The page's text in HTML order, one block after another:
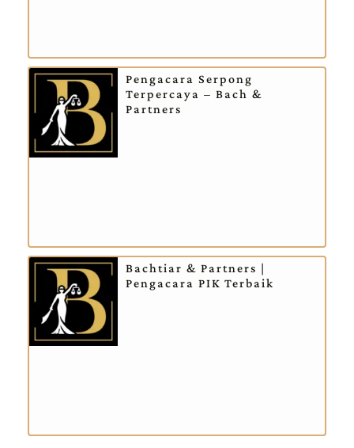
Pengacara Serpong
Terpercaya – Bach &
Partners
Bachtiar & Partners |
Pengacara PIK Terbaik